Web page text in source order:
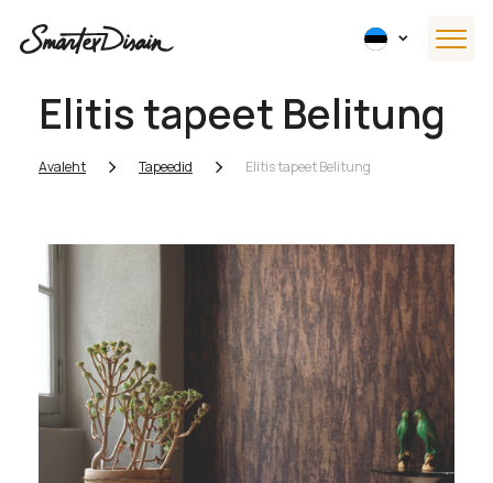
Elitis tapeet Belitung
Avaleht Tapeedid Elitis tapeet Belitung